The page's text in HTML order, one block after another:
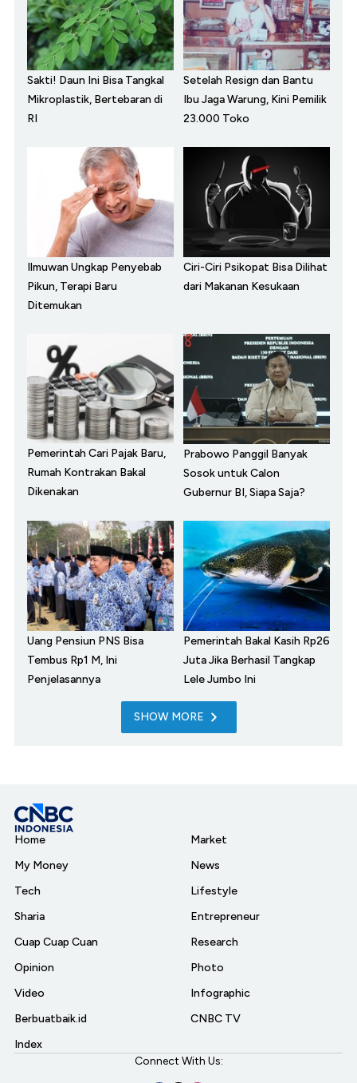
Sakti! Daun Ini Bisa Tangkal
Mikroplastik, Bertebaran di
RI
Setelah Resign dan Bantu
Ibu Jaga Warung, Kini Pemilik
23.000 Toko
Ilmuwan Ungkap Penyebab
Pikun, Terapi Baru
Ditemukan
Ciri-Ciri Psikopat Bisa Dilihat
dari Makanan Kesukaan
Pemerintah Cari Pajak Baru,
Rumah Kontrakan Bakal
Dikenakan
Prabowo Panggil Banyak
Sosok untuk Calon
Gubernur BI, Siapa Saja?
Uang Pensiun PNS Bisa
Tembus Rp1 M, Ini
Penjelasannya
Pemerintah Bakal Kasih Rp26
Juta Jika Berhasil Tangkap
Lele Jumbo Ini
SHOW MORE
Home
My Money
Tech
Sharia
Cuap Cuap Cuan
Opinion
Video
Berbuatbaik.id
Index
Market
News
Lifestyle
Entrepreneur
Research
Photo
Infographic
CNBC TV
Connect With Us: